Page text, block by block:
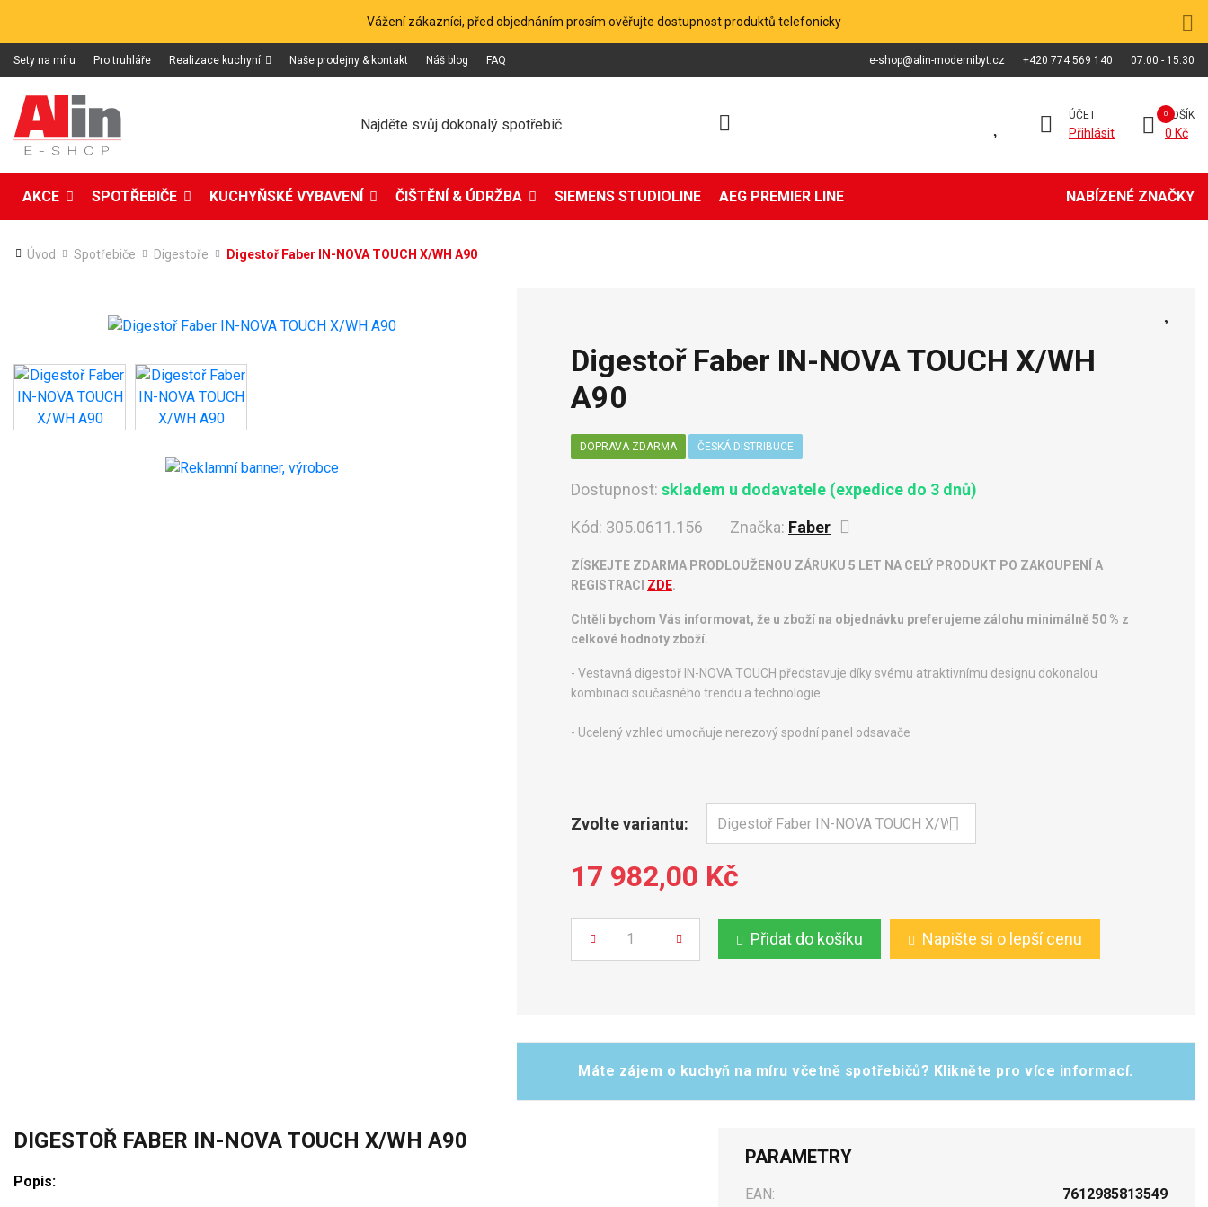
Vážení zákazníci, před objednáním prosím ověřujte dostupnost produktů telefonicky
Sety na míru Pro truhláře Realizace kuchyní Naše prodejny & kontakt Náš blog FAQ e-shop@alin-modernibyt.cz +420 774 569 140 07:00 - 15:30
ÚČET
Přihlásit
KOŠÍK
0 Kč
AKCE SPOTŘEBIČE KUCHYŇSKÉ VYBAVENÍ ČIŠTĚNÍ & ÚDRŽBA SIEMENS STUDIOLINE AEG PREMIER LINE NABÍZENÉ ZNAČKY
Úvod Spotřebiče Digestoře Digestoř Faber IN-NOVA TOUCH X/WH A90
Digestoř Faber IN-NOVA TOUCH X/WH
A90
DOPRAVA ZDARMA ČESKÁ DISTRIBUCE
Dostupnost: skladem u dodavatele (expedice do 3 dnů)
Kód: 305.0611.156 Značka: Faber
ZÍSKEJTE ZDARMA PRODLOUŽENOU ZÁRUKU 5 LET NA CELÝ PRODUKT PO ZAKOUPENÍ A
REGISTRACI ZDE.
Chtěli bychom Vás informovat, že u zboží na objednávku preferujeme zálohu minimálně 50 % z
celkové hodnoty zboží.
- Vestavná digestoř IN-NOVA TOUCH představuje díky svému atraktivnímu designu dokonalou
kombinaci současného trendu a technologie
- Ucelený vzhled umocňuje nerezový spodní panel odsavače
Zvolte variantu:
17 982,00 Kč
Počet Přidat do košíku Napište si o lepší cenu
Máte zájem o kuchyň na míru včetně spotřebičů? Klikněte pro více informací.
DIGESTOŘ FABER IN-NOVA TOUCH X/WH A90
Popis:
PARAMETRY
EAN:
7612985813549